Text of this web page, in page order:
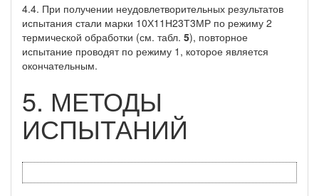
4.4. При получении неудовлетворительных результатов
испытания стали марки 10Х11Н23Т3МР по режиму 2
термической обработки (см. табл. 5), повторное
испытание проводят по режиму 1, которое является
окончательным.
5. МЕТОДЫ
ИСПЫТАНИЙ